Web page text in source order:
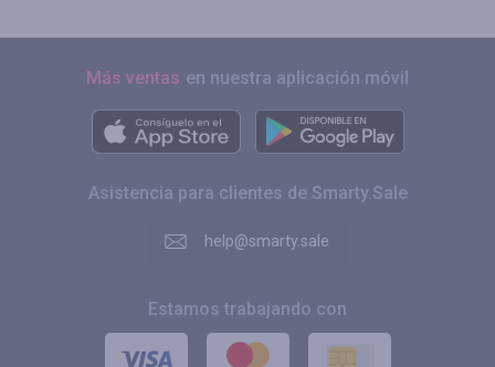
Más ventas en nuestra aplicación móvil
Asistencia para clientes de Smarty.Sale
help@smarty.sale
Estamos trabajando con